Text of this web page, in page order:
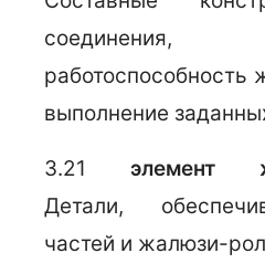
соединения,
работоспособность
выполнение
3.21 элемент
Детали,
частей и жалюзи-